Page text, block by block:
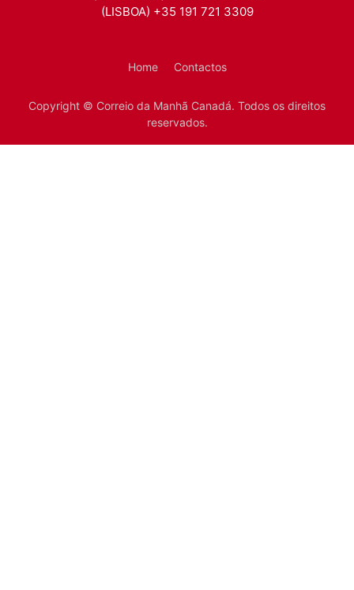
(LISBOA) +35 191 721 3309
Home Contactos
Copyright © Correio da Manhã Canadá. Todos os direitos
reservados.